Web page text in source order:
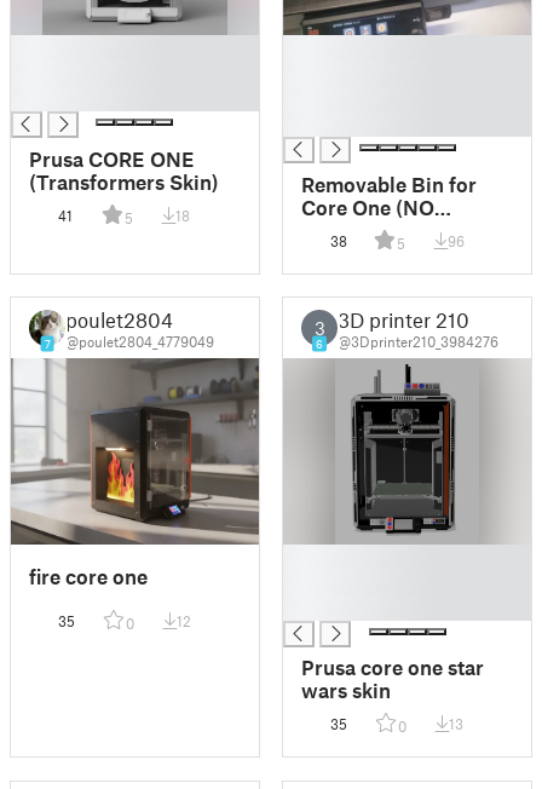
Prusa CORE ONE
(Transformers Skin)
41 5 18
Removable Bin for
Core One (NO
MAGNET)
38 5 96
7
poulet2804
@poulet2804_4779049
fire core one
35 0 12
3
6
3D printer 210
@3Dprinter210_3984276
Prusa core one star
wars skin
35 0 13